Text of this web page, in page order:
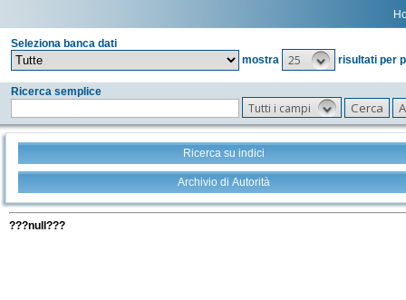
Seleziona banca dati
mostra
25 risultati per
Ricerca semplice
Tutti i campi
Ricerca su indici
Archivio di Autorità
???null???